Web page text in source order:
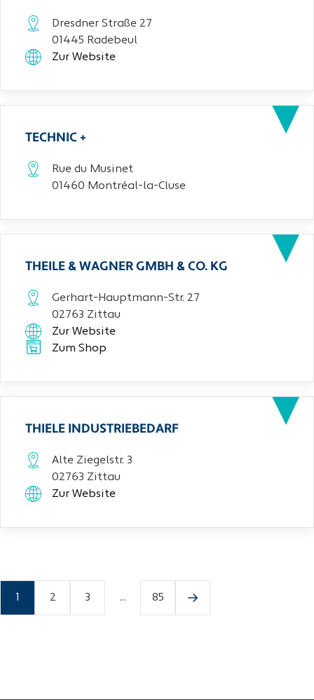
Dresdner Straße 27
01445 Radebeul
Zur Website
TECHNIC +
Rue du Musinet
01460 Montréal-la-Cluse
THEILE & WAGNER GMBH & CO. KG
Gerhart-Hauptmann-Str. 27
02763 Zittau
Zur Website
Zum Shop
THIELE INDUSTRIEBEDARF
Alte Ziegelstr. 3
02763 Zittau
Zur Website
2 3 ... 85